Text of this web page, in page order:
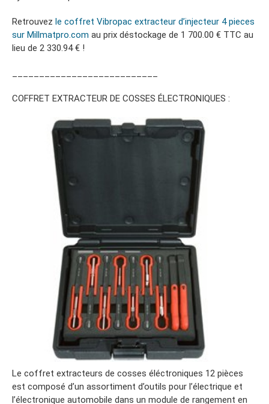
Retrouvez le coffret Vibropac extracteur d’injecteur 4 pieces
sur Millmatpro.com au prix déstockage de 1 700.00 € TTC au
lieu de 2 330.94 € !
COFFRET EXTRACTEUR DE COSSES ÉLECTRONIQUES :
Le coffret extracteurs de cosses éléctroniques 12 pièces
est composé d’un assortiment d’outils pour l’électrique et
l’électronique automobile dans un module de rangement en